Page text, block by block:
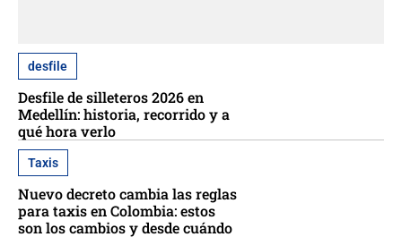
desfile
Desfile de silleteros 2026 en
Medellín: historia, recorrido y a
qué hora verlo
Taxis
Nuevo decreto cambia las reglas
para taxis en Colombia: estos
son los cambios y desde cuándo